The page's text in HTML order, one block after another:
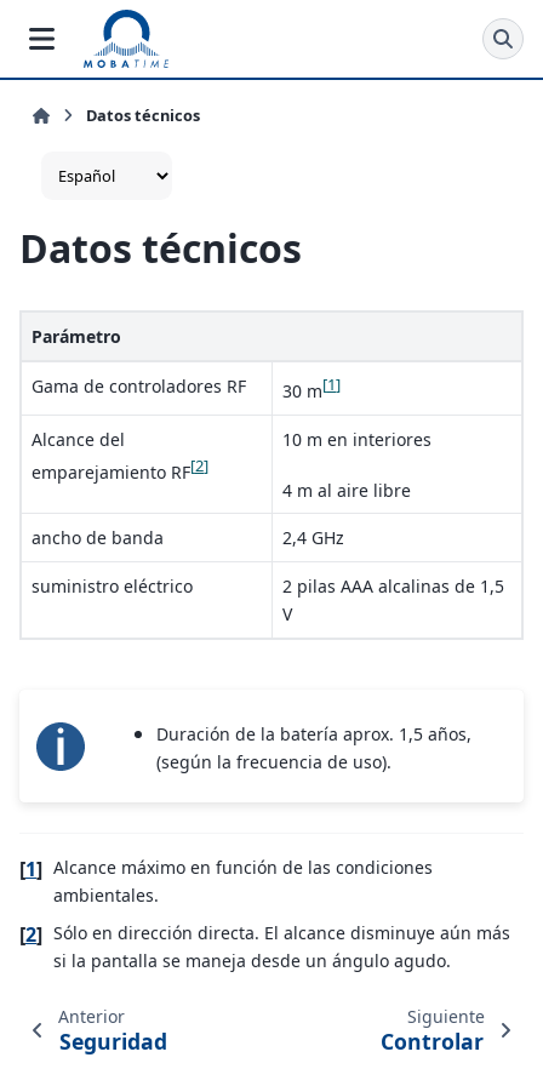
Datos técnicos
Datos técnicos
Parámetro
Gama de controladores RF 30 m[1]
Alcance del
emparejamiento RF[2]
10 m en interiores
4 m al aire libre
ancho de banda 2,4 GHz
suministro eléctrico
2 pilas AAA alcalinas de 1,5
V
Duración de la batería aprox. 1,5 años,
(según la frecuencia de uso).
[1] Alcance máximo en función de las condiciones
ambientales.
[2] Sólo en dirección directa. El alcance disminuye aún más
si la pantalla se maneja desde un ángulo agudo.
Anterior
Seguridad
Siguiente
Controlar